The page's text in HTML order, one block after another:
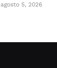
agosto 5, 2026